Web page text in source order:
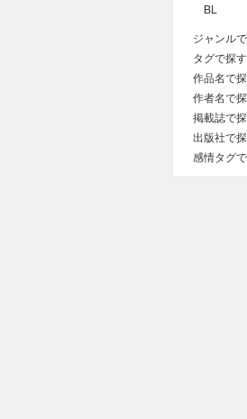
BL
ジャンル
タグで探す
作品名で
作者名で
掲載誌で
出版社で
感情タグ